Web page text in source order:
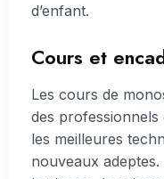
d’enfant.
Cours et
Les cours de
des professionnels
les meilleures
nouveaux